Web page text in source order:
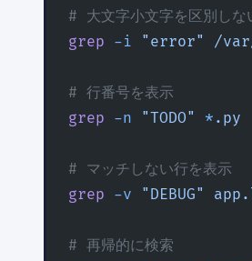
# 大文字小文字を区別しな
grep -i "error" /
# 行番号を表示
grep -n "TODO" * .py
# マッチしない行を表示
grep -v "DEBUG"
# 再帰的に検索